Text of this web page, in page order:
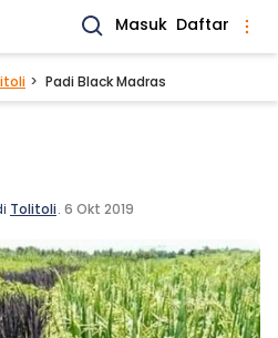
Masuk Daftar
Padi Black Madras
Tolitoli. 6 Okt 2019